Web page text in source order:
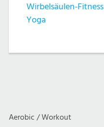
Wirbelsäulen-Fitness
Yoga
Aerobic / Workout